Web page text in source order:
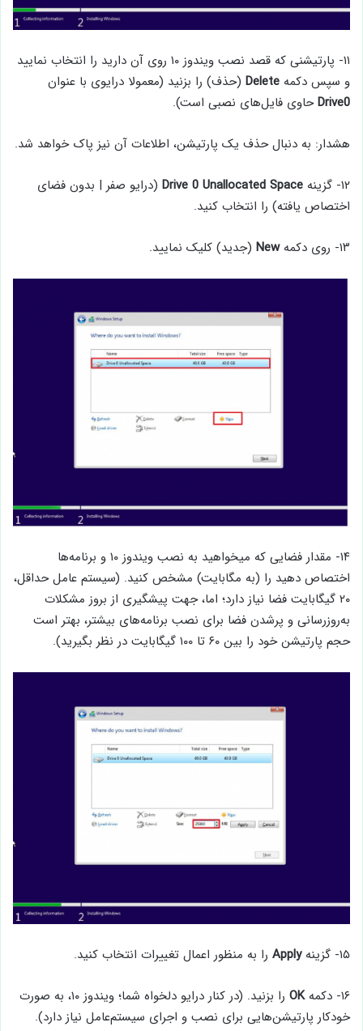
۱۱- پارتیشنی که قصد نصب ویندوز ۱۰ روی آن دارید را انتخاب نمایید
و سپس دکمه Delete (حذف) را بزنید (معمولا درایوی با عنوان
Drive0حاوی فایل‌های نصبی است).
هشدار: به دنبال حذف یک پارتیشن، اطلاعات آن نیز پاک خواهد شد.
۱۲- گزینه Drive 0 Unallocated Space (درایو صفر | بدون فضای
اختصاص یافته) را انتخاب کنید.
۱۳- روی دکمه New (جدید) کلیک نمایید.
۱۴- مقدار فضایی که میخواهید به نصب ویندوز ۱۰ و برنامه‌ها
اختصاص دهید را (به مگابایت) مشخص کنید. (سیستم عامل حداقل،
۲۰ گیگابایت فضا نیاز دارد؛ اما، جهت پیشگیری از بروز مشکلات
به‌روزرسانی و پرشدن فضا برای نصب برنامه‌های بیشتر، بهتر است
حجم پارتیشن خود را بین ۶۰ تا ۱۰۰ گیگابایت در نظر بگیرید).
۱۵- گزینه Apply را به منظور اعمال تغییرات انتخاب کنید.
۱۶- دکمه OK
را بزنید. (در کنار درایو دلخواه شما؛ ویندوز ۱۰، به صورت
خودکار پارتیشن‌هایی برای نصب و اجرای سیستم‌عامل نیاز دارد).